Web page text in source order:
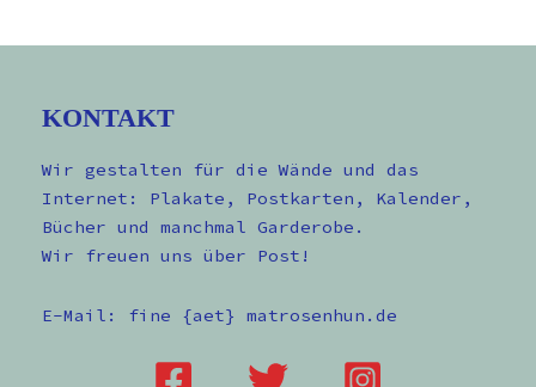
KONTAKT
Wir gestalten für die Wände und das
Internet: Plakate, Postkarten, Kalender,
Bücher und manchmal Garderobe.
Wir freuen uns über Post!
E-Mail: fine {aet} matrosenhun.de